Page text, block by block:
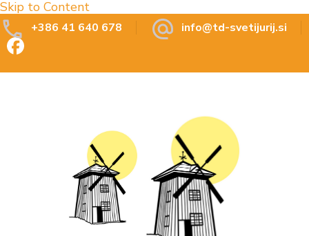
Skip to Content
+386 41 640 678 info@td-svetijurij.si